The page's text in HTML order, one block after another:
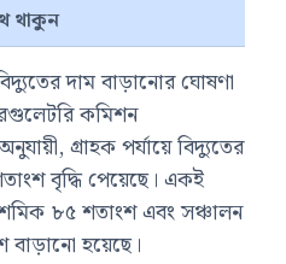
থাকুন
দাম বাড়ানোর ঘোষণা
কমিশন
গ্রাহক পর্যায়ে বিদ্যুতের
বৃদ্ধি পেয়েছে। একই
৮৫ শতাংশ এবং সঞ্চালন
হয়েছে।